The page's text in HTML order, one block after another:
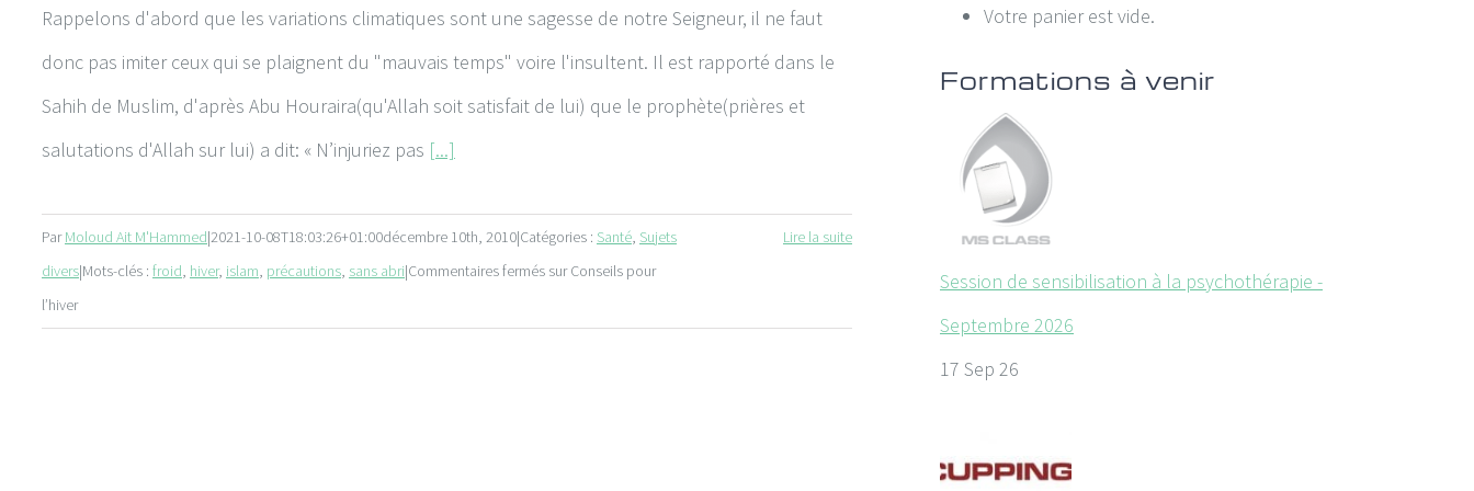
Rappelons d'abord que les variations climatiques sont une sagesse de notre Seigneur, il ne faut
donc pas imiter ceux qui se plaignent du "mauvais temps" voire l'insultent. Il est rapporté dans le
Sahih de Muslim, d'après Abu Houraira(qu'Allah soit satisfait de lui) que le prophète(prières et
salutations d'Allah sur lui) a dit: « N’injuriez pas [...]
ParMoloud Ait M'Hammed|2021-10-08T18:03:26+01:00décembre 10th, 2010|Catégories : Santé, Sujets
divers|Mots-clés : froid, hiver, islam, précautions, sans abri|Commentaires fermés sur Conseils pour
l’hiver
Lire la suite
Votre panier est vide.
Formations à venir
Session de sensibilisation à la psychothérapie -
Septembre 2026
17 Sep 26